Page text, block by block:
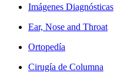
Imágenes Diagnósticas
Ear, Nose and Throat
Ortopedía
Cirugía de Columna